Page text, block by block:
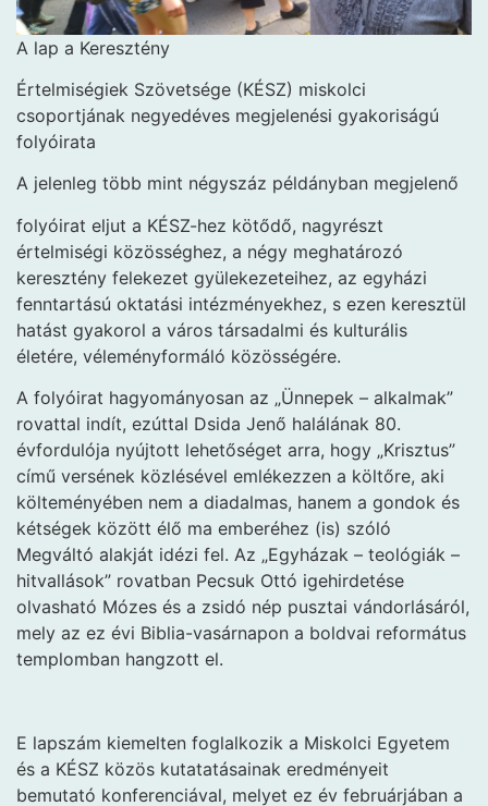
A lap a Keresztény
Értelmiségiek Szövetsége (KÉSZ) miskolci
csoportjának negyedéves megjelenési gyakoriságú
folyóirata
A jelenleg több mint négyszáz példányban megjelenő
folyóirat eljut a KÉSZ-hez kötődő, nagyrészt
értelmiségi közösséghez, a négy meghatározó
keresztény felekezet gyülekezeteihez, az egyházi
fenntartású oktatási intézményekhez, s ezen keresztül
hatást gyakorol a város társadalmi és kulturális
életére, véleményformáló közösségére.
A folyóirat hagyományosan az „Ünnepek – alkalmak”
rovattal indít, ezúttal Dsida Jenő halálának 80.
évfordulója nyújtott lehetőséget arra, hogy „Krisztus”
című versének közlésével emlékezzen a költőre, aki
költeményében nem a diadalmas, hanem a gondok és
kétségek között élő ma emberéhez (is) szóló
Megváltó alakját idézi fel. Az „Egyházak – teológiák –
hitvallások” rovatban Pecsuk Ottó igehirdetése
olvasható Mózes és a zsidó nép pusztai vándorlásáról,
mely az ez évi Biblia-vasárnapon a boldvai református
templomban hangzott el.
E lapszám kiemelten foglalkozik a Miskolci Egyetem
és a KÉSZ közös kutatatásainak eredményeit
bemutató konferenciával, melyet ez év februárjában a